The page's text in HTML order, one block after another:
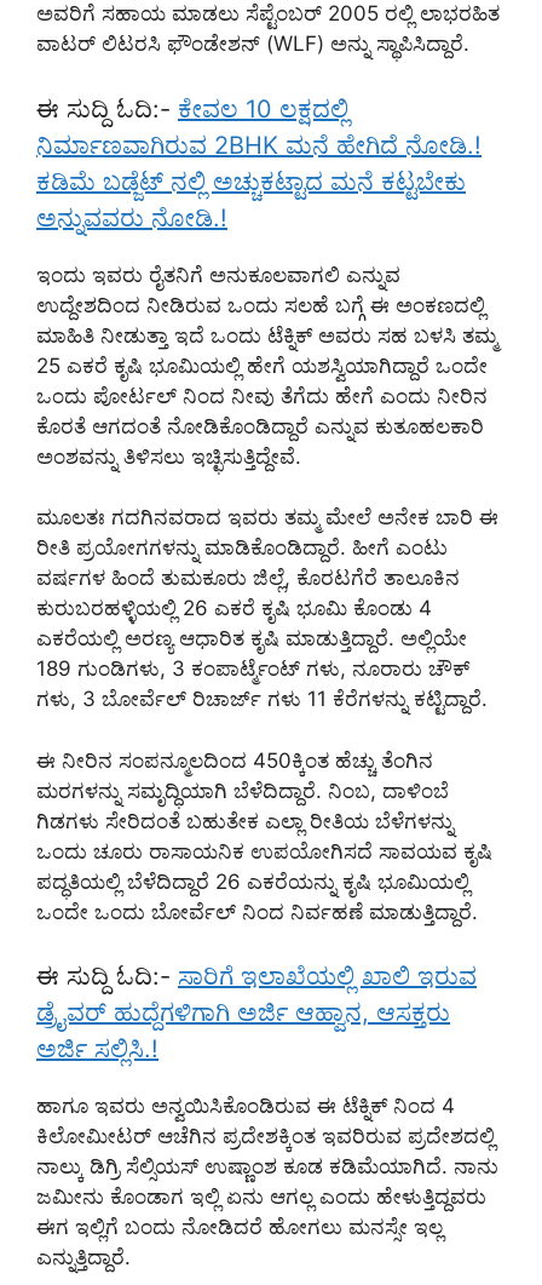
ಅವರಿಗೆ ಸಹಾಯ ಮಾಡಲು ಸೆಪ್ಟೆಂಬರ್ 2005 ರಲ್ಲಿ ಲಾಭರಹಿತ
ವಾಟರ್ ಲಿಟರಸಿ ಫೌಂಡೇಶನ್ (WLF) ಅನ್ನು ಸ್ಥಾಪಿಸಿದ್ದಾರೆ.
ಈ ಸುದ್ದಿ ಓದಿ:- ಕೇವಲ 10 ಲಕ್ಷದಲ್ಲಿ
ನಿರ್ಮಾಣವಾಗಿರುವ 2BHK ಮನೆ ಹೇಗಿದೆ ನೋಡಿ.!
ಕಡಿಮೆ ಬಡ್ಜೆಟ್ ನಲ್ಲಿ ಅಚ್ಚುಕಟ್ಟಾದ ಮನೆ ಕಟ್ಟಬೇಕು
ಅನ್ನುವವರು ನೋಡಿ.!
ಇಂದು ಇವರು ರೈತನಿಗೆ ಅನುಕೂಲವಾಗಲಿ ಎನ್ನುವ
ಉದ್ದೇಶದಿಂದ ನೀಡಿರುವ ಒಂದು ಸಲಹೆ ಬಗ್ಗೆ ಈ ಅಂಕಣದಲ್ಲಿ
ಮಾಹಿತಿ ನೀಡುತ್ತಾ ಇದೆ ಒಂದು ಟೆಕ್ನಿಕ್ ಅವರು ಸಹ ಬಳಸಿ ತಮ್ಮ
25 ಎಕರೆ ಕೃಷಿ ಭೂಮಿಯಲ್ಲಿ ಹೇಗೆ ಯಶಸ್ವಿಯಾಗಿದ್ದಾರೆ ಒಂದೇ
ಒಂದು ಪೋರ್ಟಲ್ ನಿಂದ ನೀವು ತೆಗೆದು ಹೇಗೆ ಎಂದು ನೀರಿನ
ಕೊರತೆ ಆಗದಂತೆ ನೋಡಿಕೊಂಡಿದ್ದಾರೆ ಎನ್ನುವ ಕುತೂಹಲಕಾರಿ
ಅಂಶವನ್ನು ತಿಳಿಸಲು ಇಚ್ಛಿಸುತ್ತಿದ್ದೇವೆ.
ಮೂಲತಃ ಗದಗಿನವರಾದ ಇವರು ತಮ್ಮ ಮೇಲೆ ಅನೇಕ ಬಾರಿ ಈ
ರೀತಿ ಪ್ರಯೋಗಗಳನ್ನು ಮಾಡಿಕೊಂಡಿದ್ದಾರೆ. ಹೀಗೆ ಎಂಟು
ವರ್ಷಗಳ ಹಿಂದೆ ತುಮಕೂರು ಜಿಲ್ಲೆ, ಕೊರಟಗೆರೆ ತಾಲೂಕಿನ
ಕುರುಬರಹಳ್ಳಿಯಲ್ಲಿ 26 ಎಕರೆ ಕೃಷಿ ಭೂಮಿ ಕೊಂಡು 4
ಎಕರೆಯಲ್ಲಿ ಅರಣ್ಯ ಆಧಾರಿತ ಕೃಷಿ ಮಾಡುತ್ತಿದ್ದಾರೆ. ಅಲ್ಲಿಯೇ
189 ಗುಂಡಿಗಳು, 3 ಕಂಪಾರ್ಟ್ಮೆಂಟ್ ಗಳು, ನೂರಾರು ಚೌಕ್
ಗಳು, 3 ಬೋರ್ವೆಲ್ ರಿಚಾರ್ಜ್ ಗಳು 11 ಕೆರೆಗಳನ್ನು ಕಟ್ಟಿದ್ದಾರೆ.
ಈ ನೀರಿನ ಸಂಪನ್ಮೂಲದಿಂದ 450ಕ್ಕಿಂತ ಹೆಚ್ಚು ತೆಂಗಿನ
ಮರಗಳನ್ನು ಸಮೃದ್ಧಿಯಾಗಿ ಬೆಳೆದಿದ್ದಾರೆ. ನಿಂಬ, ದಾಳಿಂಬೆ
ಗಿಡಗಳು ಸೇರಿದಂತೆ ಬಹುತೇಕ ಎಲ್ಲಾ ರೀತಿಯ ಬೆಳೆಗಳನ್ನು
ಒಂದು ಚೂರು ರಾಸಾಯನಿಕ ಉಪಯೋಗಿಸದೆ ಸಾವಯವ ಕೃಷಿ
ಪದ್ಧತಿಯಲ್ಲಿ ಬೆಳೆದಿದ್ದಾರೆ 26 ಎಕರೆಯನ್ನು ಕೃಷಿ ಭೂಮಿಯಲ್ಲಿ
ಒಂದೇ ಒಂದು ಬೋರ್ವೆಲ್ ನಿಂದ ನಿರ್ವಹಣೆ ಮಾಡುತ್ತಿದ್ದಾರೆ.
ಈ ಸುದ್ದಿ ಓದಿ:- ಸಾರಿಗೆ ಇಲಾಖೆಯಲ್ಲಿ ಖಾಲಿ ಇರುವ
ಡ್ರೈವರ್ ಹುದ್ದೆಗಳಿಗಾಗಿ ಅರ್ಜಿ ಆಹ್ವಾನ, ಆಸಕ್ತರು
ಅರ್ಜಿ ಸಲ್ಲಿಸಿ.!
ಹಾಗೂ ಇವರು ಅನ್ವಯಿಸಿಕೊಂಡಿರುವ ಈ ಟೆಕ್ನಿಕ್ ನಿಂದ 4
ಕಿಲೋಮೀಟರ್ ಆಚೆಗಿನ ಪ್ರದೇಶಕ್ಕಿಂತ ಇವರಿರುವ ಪ್ರದೇಶದಲ್ಲಿ
ನಾಲ್ಕು ಡಿಗ್ರಿ ಸೆಲ್ಸಿಯಸ್ ಉಷ್ಣಾಂಶ ಕೂಡ ಕಡಿಮೆಯಾಗಿದೆ. ನಾನು
ಜಮೀನು ಕೊಂಡಾಗ ಇಲ್ಲಿ ಏನು ಆಗಲ್ಲ ಎಂದು ಹೇಳುತ್ತಿದ್ದವರು
ಈಗ ಇಲ್ಲಿಗೆ ಬಂದು ನೋಡಿದರೆ ಹೋಗಲು ಮನಸ್ಸೇ ಇಲ್ಲ
ಎನ್ನುತ್ತಿದ್ದಾರೆ.